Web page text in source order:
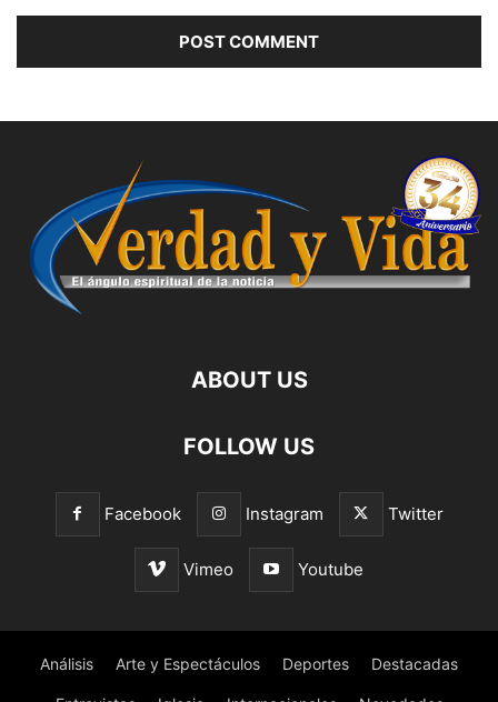
ABOUT US
FOLLOW US
Facebook Instagram Twitter
Vimeo Youtube
Análisis Arte y Espectáculos Deportes Destacadas